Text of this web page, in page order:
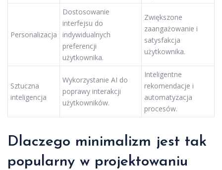
Personalizacja
Dostosowanie
interfejsu do
indywidualnych
preferencji
użytkownika.
Zwiększone
zaangażowanie i
satysfakcja
użytkownika.
Sztuczna
inteligencja
Wykorzystanie AI do
poprawy interakcji
użytkowników.
Inteligentne
rekomendacje i
automatyzacja
procesów.
Dlaczego minimalizm jest tak
popularny w projektowaniu